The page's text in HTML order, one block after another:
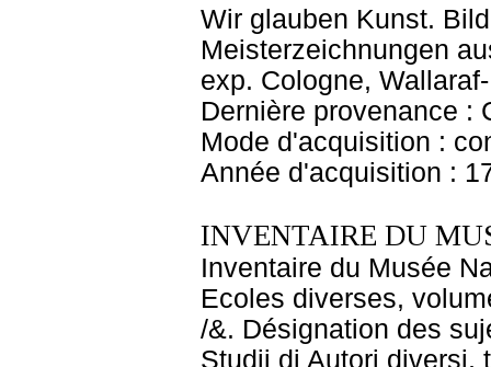
Wir glauben Kunst.
Meisterzeichnungen
exp. Cologne,
Dernière provenance :
Mode d'acquisition :
Année d'acquisition :
INVENTAIRE DU
Inventaire du Musée
Ecoles diverses,
/&. Désignation des
Studij di Autori diversi,